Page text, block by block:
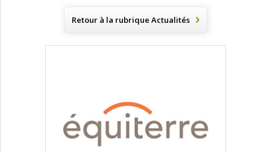
Retour à la rubrique Actualités